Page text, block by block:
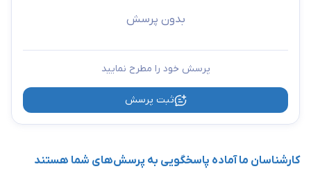
بدون پرسش
پرسش خود را مطرح نمایید
ثبت پرسش
کارشناسان ما آماده پاسخگویی به پرسش‌های شما هستند